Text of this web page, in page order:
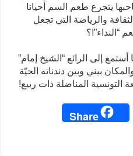
يتجرع طعم السم أحيانا
والرياضة التي تجعل
“النداء”!؟
إلى الرائع “الشيخ إمام”
بيني وبين دندناته الحيّة
التونسية المناضلة ذات ربيع!
M
Share